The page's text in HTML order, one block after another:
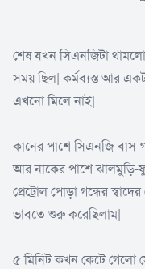
শেষ যখন সিএনজিটা
সময় ছিল| কর্মব্যস্ত আর
এখনো মিলে নাই|
কানের পাশে সিএনজি-বাস-
আর নাকের পাশে ঝালমুড়ি-
প্রেট্রোল পোড়া গন্ধের
ভাবতে শুরু করেছিলাম|
৫ মিনিট কখন কেটে গেলো